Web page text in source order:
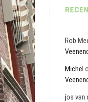
Rob
Michel
jos van